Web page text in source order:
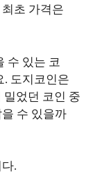
초 가격은
수 있는 코
. 도지코인은
밀었던 코인 중
수 있을까
.